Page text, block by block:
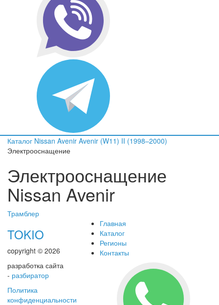
Каталог Nissan Avenir Avenir (W11) II (1998–2000)
Электрооснащение
Электрооснащение
Nissan Avenir
Трамблер
TOKIO
copyright © 2026
разработка сайта
- разбиратор
Политика
конфиденциальности
Главная
Каталог
Регионы
Контакты